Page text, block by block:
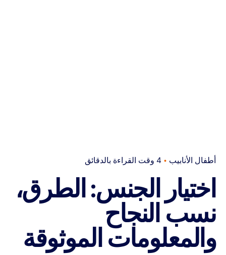
أطفال الأنابيب 4 وقت القراءة بالدقائق
اختيار الجنس: الطرق،
نسب النجاح
والمعلومات الموثوقة